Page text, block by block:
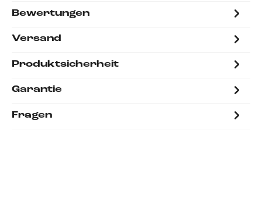
Bewertungen
Versand
Produktsicherheit
Garantie
Fragen